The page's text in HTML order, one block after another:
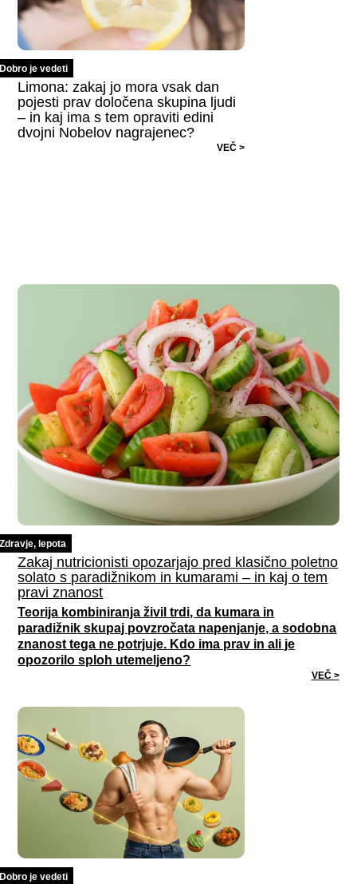
Dobro je vedeti
Limona: zakaj jo mora vsak dan
pojesti prav določena skupina ljudi
– in kaj ima s tem opraviti edini
dvojni Nobelov nagrajenec?
VEČ >
Zdravje, lepota
Zakaj nutricionisti opozarjajo pred klasično poletno
solato s paradižnikom in kumarami – in kaj o tem
pravi znanost
Teorija kombiniranja živil trdi, da kumara in
paradižnik skupaj povzročata napenjanje, a sodobna
znanost tega ne potrjuje. Kdo ima prav in ali je
opozorilo sploh utemeljeno?
VEČ >
Dobro je vedeti